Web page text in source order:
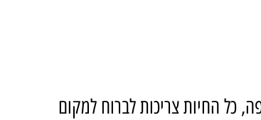
כל החיות צריכות לברוח למקום